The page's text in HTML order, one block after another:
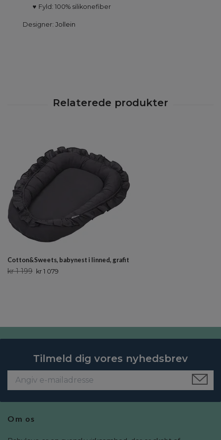
♥ Fyld: 100% silikonefiber
Designer: Jollein
Cotton&Sweets, babynest i linned, grafit
kr 1 199 kr 1 079
Tilmeld dig vores nyhedsbrev
Om os